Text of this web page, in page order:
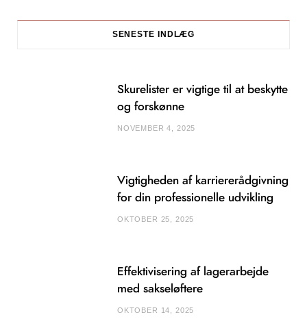
SENESTE INDLÆG
Skurelister er vigtige til at beskytte
og forskønne
NOVEMBER 4, 2025
Vigtigheden af karriererådgivning
for din professionelle udvikling
OKTOBER 25, 2025
Effektivisering af lagerarbejde
med sakseløftere
OKTOBER 14, 2025